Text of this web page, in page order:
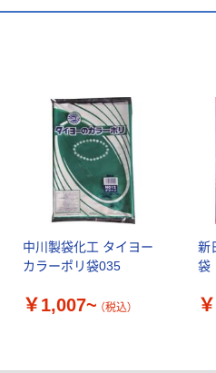
中川製袋化工 タイヨー
カラーポリ袋035
￥1,007~ （税込）
新
袋